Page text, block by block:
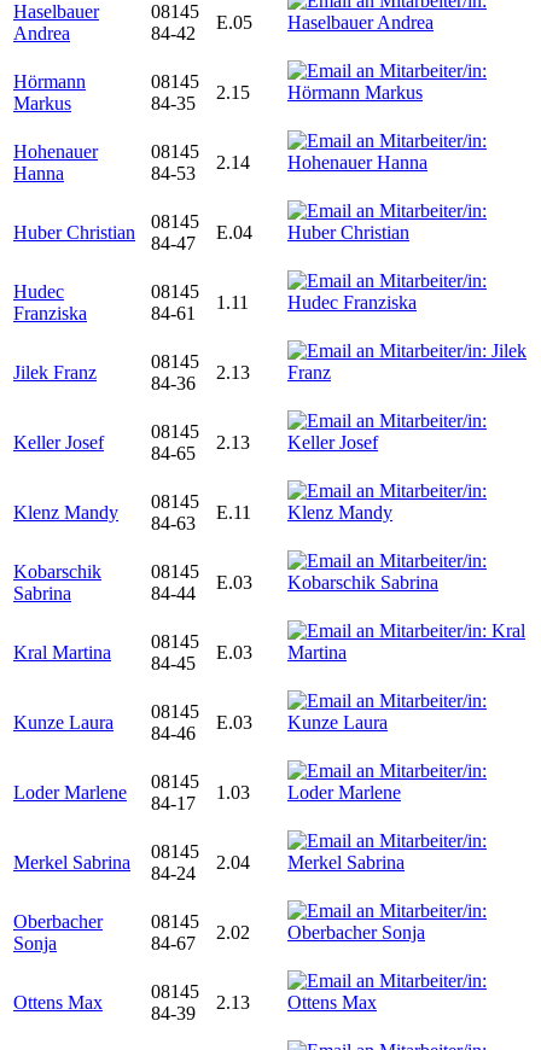
Haselbauer
Andrea
08145
84-42
E.05
Hörmann
Markus
08145
84-35
2.15
Hohenauer
Hanna
08145
84-53
2.14
Huber Christian
08145
84-47
E.04
Hudec
Franziska
08145
84-61
1.11
Jilek Franz
08145
84-36
2.13
Keller Josef
08145
84-65
2.13
Klenz Mandy
08145
84-63
E.11
Kobarschik
Sabrina
08145
84-44
E.03
Kral Martina
08145
84-45
E.03
Kunze Laura
08145
84-46
E.03
Loder Marlene
08145
84-17
1.03
Merkel Sabrina
08145
84-24
2.04
Oberbacher
Sonja
08145
84-67
2.02
Ottens Max
08145
84-39
2.13